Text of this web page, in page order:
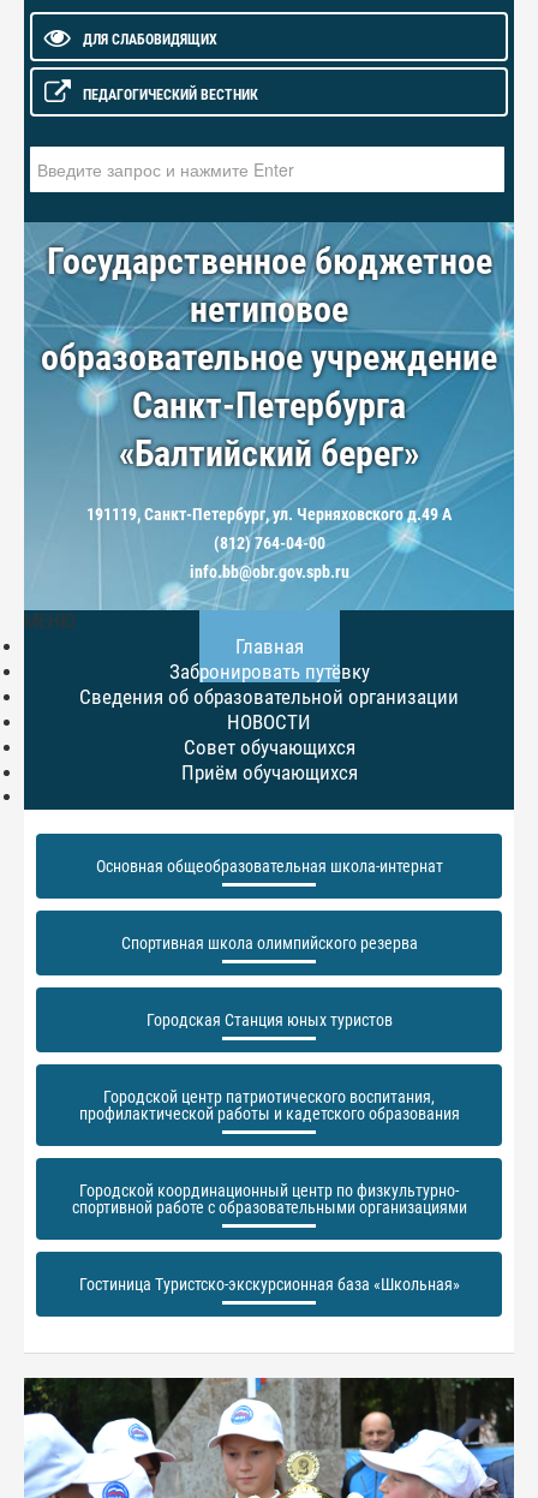
ДЛЯ СЛАБОВИДЯЩИХ
ПЕДАГОГИЧЕСКИЙ ВЕСТНИК
Государственное бюджетное
нетиповое
образовательное учреждение
Санкт-Петербурга
«Балтийский берег»
191119, Санкт-Петербург, ул. Черняховского д.49 А
(812) 764-04-00
info.bb@obr.gov.spb.ru
МЕНЮ
Главная
Забронировать путёвку
Сведения об образовательной организации
НОВОСТИ
Совет обучающихся
Приём обучающихся
Основная общеобразовательная школа-интернат
Спортивная школа олимпийского резерва
Городская Станция юных туристов
Городской центр патриотического воспитания,
профилактической работы и кадетского образования
Городской координационный центр по физкультурно-
спортивной работе с образовательными организациями
Гостиница Туристско-экскурсионная база «Школьная»